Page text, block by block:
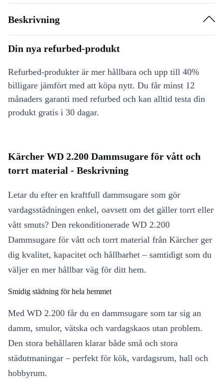
Beskrivning
Din nya refurbed-produkt
Refurbed-produkter är mer hållbara och upp till 40%
billigare jämfört med att köpa nytt. Du får minst 12
månaders garanti med refurbed och kan alltid testa din
produkt gratis i 30 dagar.
Kärcher WD 2.200 Dammsugare för vått och
torrt material - Beskrivning
Letar du efter en kraftfull dammsugare som gör
vardagsstädningen enkel, oavsett om det gäller torrt eller
vått smuts? Den rekonditionerade WD 2.200
Dammsugare för vått och torrt material från Kärcher ger
dig kvalitet, kapacitet och hållbarhet – samtidigt som du
väljer en mer hållbar väg för ditt hem.
Smidig städning för hela hemmet
Med WD 2.200 får du en dammsugare som tar sig an
damm, smulor, vätska och vardagskaos utan problem.
Den stora behållaren klarar både små och stora
städutmaningar – perfekt för kök, vardagsrum, hall och
hobbyrum.